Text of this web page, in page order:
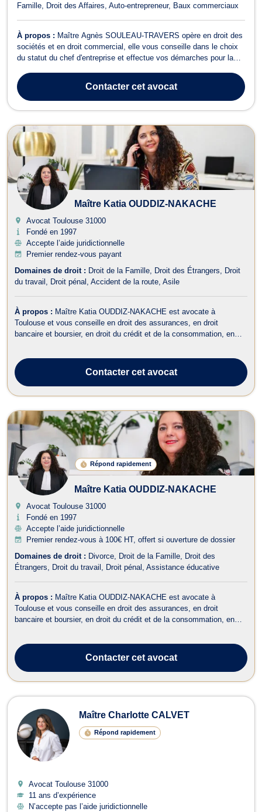
Famille
Droit des Affaires Auto-entrepreneur Baux commerciaux
À propos : Maître Agnès SOULEAU-TRAVERS opère en droit des
sociétés et en droit commercial, elle vous conseille dans le choix
du statut du chef d'entreprise et effectue vos démarches pour la
(AG…), réalise les augmentations et réductions du capital ainsi
que toute opérat...
Contactercet avocat
Maître Katia OUDDIZ-NAKACHE
Avocat Toulouse 31000
Fondé en 1997
Accepte l’aide juridictionnelle
Premier rendez-vous payant
Domaines de droit : Droit de la Famille Droit des Étrangers
Droit
du travail
Droit pénal Accident de la route Asile
À propos : Maître Katia OUDDIZ-NAKACHE est avocate à
Toulouse et vous conseille en droit des assurances, en droit
bancaire et boursier, en droit du crédit et de la consommation, en
travail. Maître OUDDIZ-...Contactercet avocat
Répond rapidement
Maître Katia OUDDIZ-NAKACHE
Avocat Toulouse 31000
Fondé en 1997
Accepte l’aide juridictionnelle
Premier rendez-vous à 100€ HT, offert si ouverture de dossier
Domaines de droit : Divorce Droit de la Famille
Droit des
Étrangers
Droit du travail Droit pénal Assistance éducative
À propos : Maître Katia OUDDIZ-NAKACHE est avocate à
Toulouse et vous conseille en droit des assurances, en droit
bancaire et boursier, en droit du crédit et de la consommation, en
travail. Maître OUDDIZ-...Contactercet avocat
Maître Charlotte CALVET
Répond rapidement
Avocat Toulouse 31000
11 ans d’expérience
N’accepte pas l’aide juridictionnelle